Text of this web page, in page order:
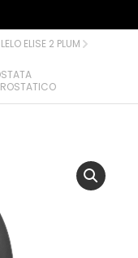
LELO ELISE 2 PLUM